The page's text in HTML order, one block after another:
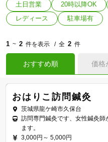
土日営業 20時以降OK
レディース
駐車場有
1 ~ 2 件を表示 全 2 件
おすすめ順 価格
おはりこ訪問鍼灸
茨城県龍ケ崎市久保台
訪問専門鍼灸です、女性鍼灸師
ます。
3,000円～ 5,000円